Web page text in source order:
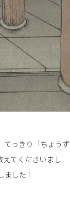
てっきり「ちょうず
てくださいまし
した！